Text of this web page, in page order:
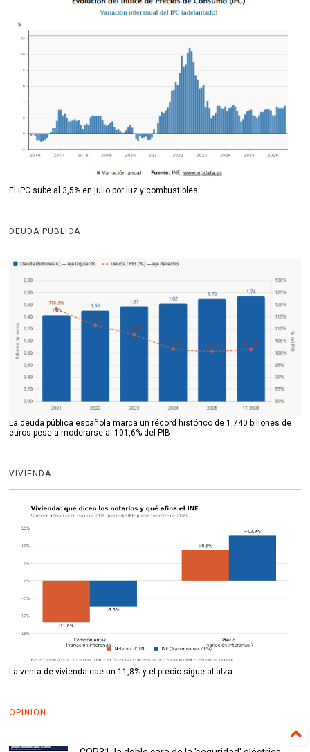
El IPC sube al 3,5% en julio por luz y combustibles
DEUDA PÚBLICA
La deuda pública española marca un récord histórico de 1,740 billones de
euros pese a moderarse al 101,6% del PIB
VIVIENDA
La venta de vivienda cae un 11,8% y el precio sigue al alza
OPINIÓN